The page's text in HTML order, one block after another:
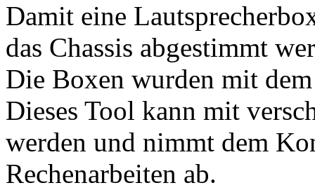
Damit eine
das Chassis abgestimmt
Die Boxen wurden mit
Dieses Tool kann mit
werden und nimmt dem
Rechenarbeiten ab.